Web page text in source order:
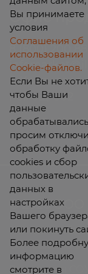
Офис
г.
помещ. 302
ИНН:
© 2026 ООО
Политика
Соглашение
Результаты
Вы принимаете
условия
Соглашения об
использовании
Cookie-файлов.
Если Вы не
чтобы Ваши
данные
просим
обработку
cookies и сбор
данных в
настройках
Вашего
или покинуть
Более
информацию
смотрите в